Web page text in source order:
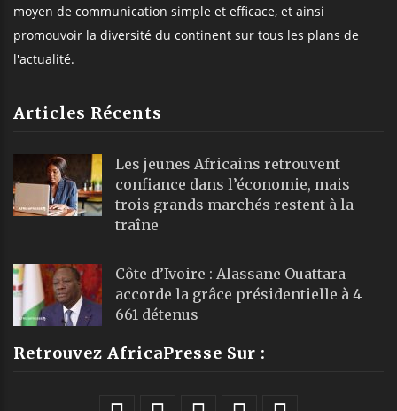
moyen de communication simple et efficace, et ainsi
promouvoir la diversité du continent sur tous les plans de
l'actualité.
Articles Récents
Les jeunes Africains retrouvent
confiance dans l’économie, mais
trois grands marchés restent à la
traîne
Côte d’Ivoire : Alassane Ouattara
accorde la grâce présidentielle à 4
661 détenus
Retrouvez AfricaPresse Sur :